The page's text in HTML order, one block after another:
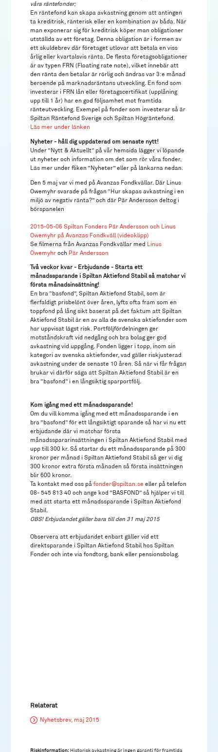
våra räntefonder;
En räntefond kan skapa avkastning genom att antingen
ta kreditrisk, ränterisk eller en kombination av båda. När
man exponerar sig för kreditrisk köper man obligationer
utställda av ett företag. Denna obligation är i formen av
ett skuldebrev där företaget utlovar att betala en viss
årlig eller kvartalsvis ränta. De flesta företagsobligationer
är av typen FRN (Floating rate note), vilket innebär att
den ränta den betalar är rörlig och ändras var 3:e månad
beroende på marknadsräntans utveckling. En fond som
investerar i FRN lån eller företagscertifikat (upplåning
upp till 1 år) har en god följsamhet mot framtida
ränteutveckling. Exempel på fonder som investerar så är
Spiltan Räntefond Sverige och Spiltan Högräntefond.
Läs mer under länken
Nyheter - håll dig uppdaterad om senaste nytt!
Under ”Nytt & Aktuellt” på vår hemsida lägger vi löpande
ut nyheter och information om det som rör våra fonder.
Läs mer under fliken ”Nyheter” eller på länkarna nedan.
Den 5 maj var vi med på Avanzas Fondkvällar. Där Linus
Owemyhr svarade på frågan ”Hur skapas avkastning i en
miljö av negativ ränta?” och där Pär Andersson deltog i
börspanelen
2015-05-06 Spiltan Fonders Pär Andersson och Linus
Owemyhr på Avanzas Fondkväll (videoklipp)
Se filmerna från Avanzas Fondkvällar med Linus
Owemyhr och Pär Andersson
Två veckor kvar - Erbjudande - Starta ett
månadssparande i Spiltan Aktiefond Stabil så matchar vi
första månadsinsättning!
En bra ”basfond”, Spiltan Aktiefond Stabil, som är
flerfaldigt prisbelönt över åren, lyfts ofta fram som en
toppfond på lång sikt baserat på det faktum att Spiltan
Aktiefond Stabil är en av alla de svenska aktiefonder som
har uppvisat lägst risk. Portföljfördelningen ger
motståndskraft vid nedgång och bra bolag ger god
avkastning vid uppgång. Fonden ligger i topp, inom sin
kategori av svenska aktiefonder, vad gäller riskjusterad
avkastning under de senaste 10 åren. Så när vi får frågan
brukar vi därför säga att Spiltan Aktiefond Stabil är en
bra ”basfond” i en långsiktig sparportfölj.
Kom igång med ett månadssparande!
Om du vill komma igång med ett månadssparande i en
bra ”basfond” för ett långsiktigt sparande så har vi nu ett
erbjudande där vi matchar första
månadsspararinsättningen i Spiltan Aktiefond Stabil med
upp till 300 kr. Så startar du ett månadssparande på 300
kronor per månad i Spiltan Aktiefond Stabil så ger vi dig
300 kronor extra första månaden så första insättningen
blir 600 kronor.
Ta kontakt med oss påfonder@spiltan.se eller på telefon
08- 545 813 40 och ange kod ”BASFOND” så hjälper vi till
med att starta ett månadssparande i Spiltan Aktiefond
Stabil.
OBS! Erbjudandet gäller bara till den 31 maj 2015
Observera att erbjudandet enbart gäller vid ett
direktsparande i Spiltan Aktiefond Stabil hos Spiltan
Fonder och inte via fondtorg, bank eller pensionsbolag.
Relaterat
Nyhetsbrev, maj 2015
Riskinformation: Historisk avkastning är ingen garanti för framtida